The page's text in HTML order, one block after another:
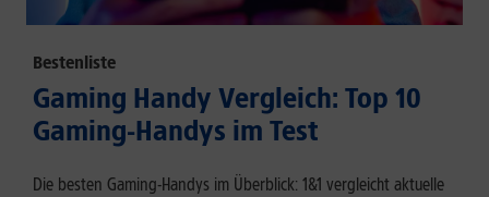
Bestenliste
Gaming Handy Vergleich: Top 10
Gaming-Handys im Test
Die besten Gaming-Handys im Überblick: 1&1 vergleicht aktuelle